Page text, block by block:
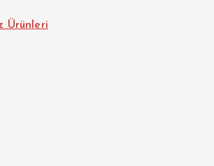
Ürünleri